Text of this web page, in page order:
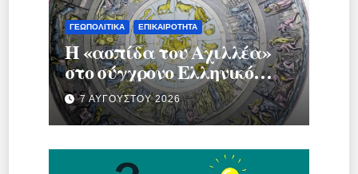
ΓΕΩΠΟΛΙΤΙΚΆ ΕΠΙΚΑΙΡΌΤΗΤΑ
Η «ασπίδα του Αχιλλέα»
στο σύγχρονο Ελληνικό
κράτος.
7 ΑΥΓΟΎΣΤΟΥ 2026